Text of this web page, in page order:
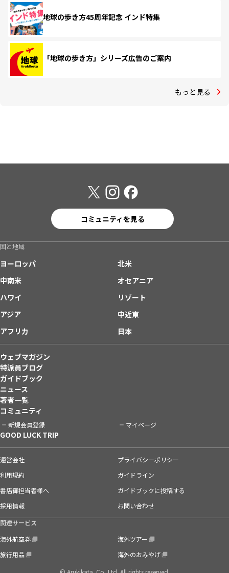
地球の歩き方45周年記念 インド特集
「地球の歩き方」シリーズ広告のご案内
もっと見る
コミュニティを見る
国と地域
ヨーロッパ
北米
中南米
オセアニア
ハワイ
リゾート
アジア
中近東
アフリカ
日本
ウェブマガジン
特派員ブログ
ガイドブック
ニュース
著者一覧
コミュニティ
新規会員登録 マイページ
GOOD LUCK TRIP
運営会社
プライバシーポリシー
利用規約
ガイドライン
書店御担当者様へ
ガイドブックに投稿する
採用情報
お問い合わせ
関連サービス
海外航空券
海外ツアー
旅行用品
海外のおみやげ